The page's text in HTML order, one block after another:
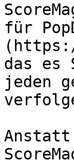
für
das es
jeden
Anstatt